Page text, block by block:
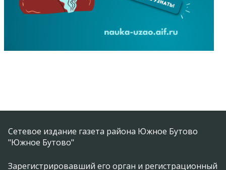
Сетевое издание газета района Южное Бутово
"Южное Бутово"
Зарегистрировавший его орган и регистрационный